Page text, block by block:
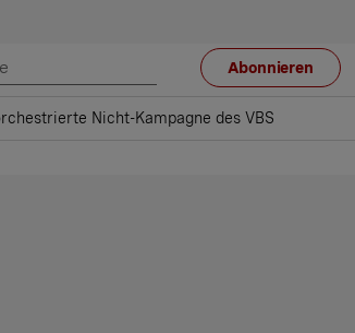
Abonnieren
Nicht-Kampagne des VBS